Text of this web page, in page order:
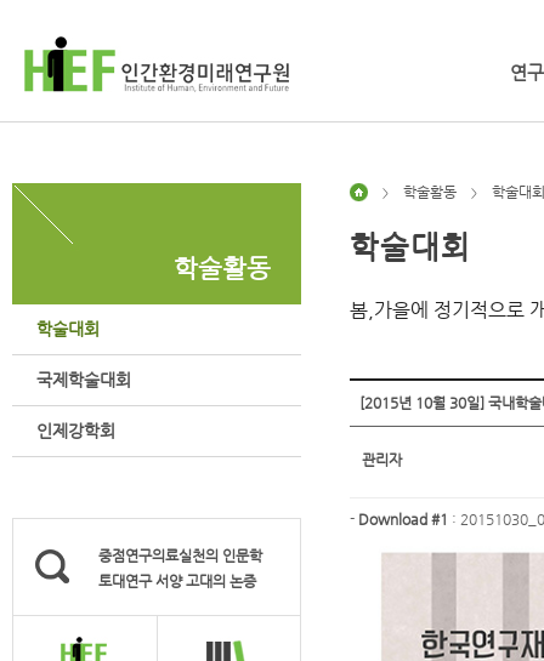
연
학술활동
학술대회
국제학술대회
인제강학회
중점연구의료실천의 인문학
토대연구 서양 고대의 논증
> 학술활동 > 학술대회
학술대회
봄,가을에 정기적으로
[2015년 10월 30일] 국내학
관리자
- Download #1 :